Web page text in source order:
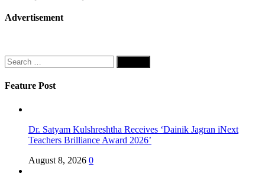
Advertisement
Search
for:
Feature Post
Dr. Satyam Kulshreshtha Receives ‘Dainik Jagran iNext
Teachers Brilliance Award 2026’
August 8, 2026 0